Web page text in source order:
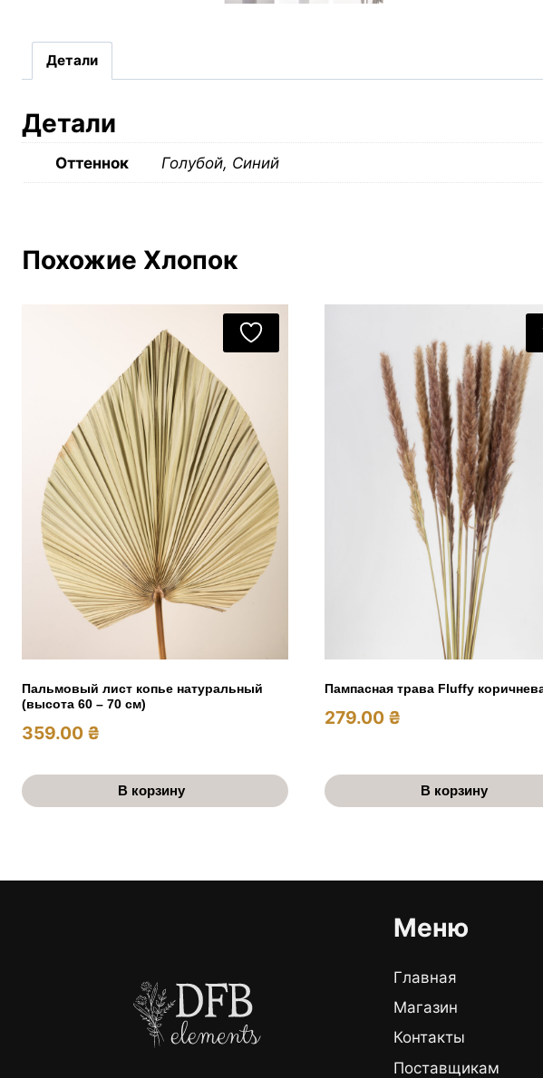
Детали
Детали
Оттеннок Голубой, Синий
Похожие Хлопок
Пальмовый лист копье натуральный
(высота 60 – 70 см)
359.00 ₴
В корзину
Пампасная трава Fluffy
279.00 ₴
В корзину
Меню
Главная
Магазин
Контакты
Поставщикам